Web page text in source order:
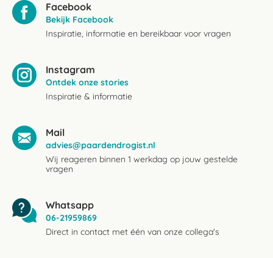
Facebook
Bekijk Facebook
Inspiratie, informatie en bereikbaar voor vragen
Instagram
Ontdek onze stories
Inspiratie & informatie
Mail
advies@paardendrogist.nl
Wij reageren binnen 1 werkdag op jouw gestelde
vragen
Whatsapp
06-21959869
Direct in contact met één van onze collega's